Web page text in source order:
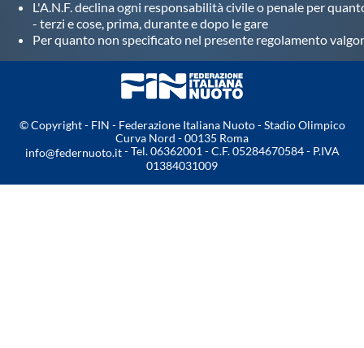
L'A.N.F. declina ogni responsabilità civile o penale per
- terzi e cose, prima, durante e dopo le gare
Per quanto non specificato nel presente regolamento
© Copyright - FIN - Federazione Italiana Nuoto - Stadio Olimpico
Curva Nord - 00135 Roma
info@federnuoto.it- Tel. 06362001 - C.F. 05284670584 - P.IVA
01384031009